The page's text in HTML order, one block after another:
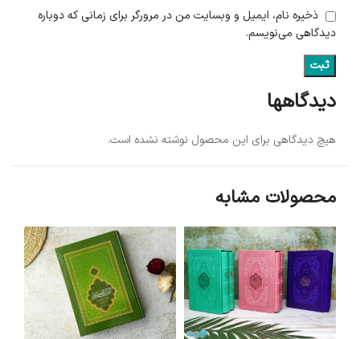
دیدگاهها
هیچ دیدگاهی برای این محصول نوشته نشده است.
ذخیره نام، ایمیل و وبسایت من در مرورگر برای زمانی که دوباره
دیدگاهی می‌نویسم.
محصولات مشابه